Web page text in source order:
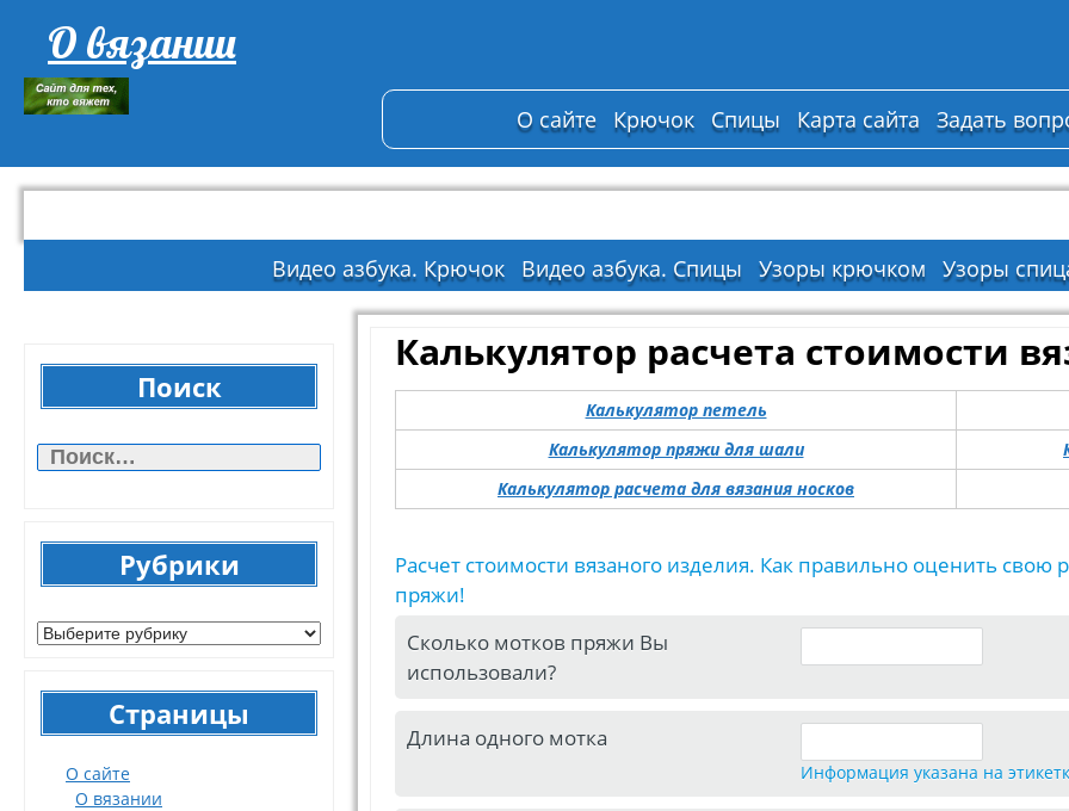
О вязании
О сайте Крючок Спицы Карта сайта Задать
Видео азбука. Крючок Видео азбука. Спицы Узоры крючком Узоры
Поиск
Рубрики
Страницы
О сайте
О вязании
Калькулятор расчета стоимости
Калькулятор петель
Калькулятор пряжи для шали
Калькулятор расчета для вязания носков
Расчет стоимости вязаного изделия. Как правильно оценить свою
пряжи!
Сколько мотков пряжи Вы
использовали?
Длина одного мотка
Информация указана на